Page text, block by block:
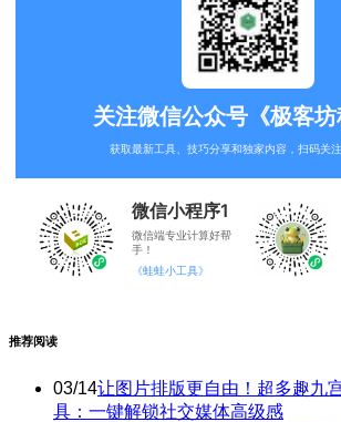
关注微信公众号《极客坊
获取最新工具、技巧分享和独家内容，扫码关
微信小程序1
微信端专业计算好帮
手！
《蛙蛙小工具》
推荐阅读
03/14让图片排版更自由！超多趣九
具：一键解锁社交媒体高级感